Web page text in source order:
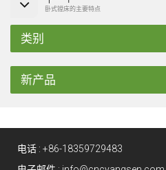
卧式镗床的主要特点
类别
新产品
电话 : +86-18359729483